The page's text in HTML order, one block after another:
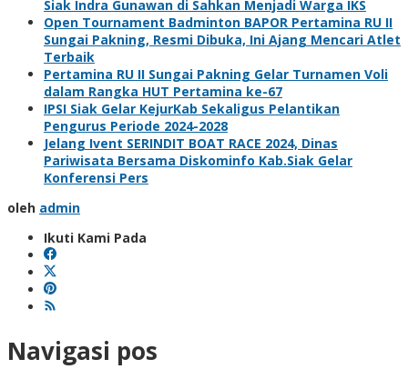
Siak Indra Gunawan di Sahkan Menjadi Warga IKS
Open Tournament Badminton BAPOR Pertamina RU II
Sungai Pakning, Resmi Dibuka, Ini Ajang Mencari Atlet
Terbaik
Pertamina RU II Sungai Pakning Gelar Turnamen Voli
dalam Rangka HUT Pertamina ke-67
IPSI Siak Gelar KejurKab Sekaligus Pelantikan
Pengurus Periode 2024-2028
Jelang Ivent SERINDIT BOAT RACE 2024, Dinas
Pariwisata Bersama Diskominfo Kab.Siak Gelar
Konferensi Pers
oleh admin
Ikuti Kami Pada
Navigasi pos